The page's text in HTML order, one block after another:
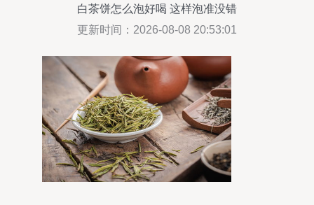
白茶饼怎么泡好喝 这样泡准没错
更新时间：2026-08-08 20:53:01